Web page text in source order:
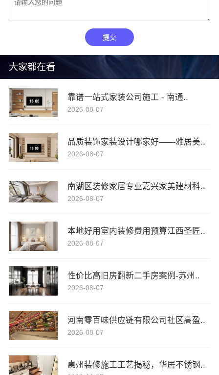
大家都在看
靠谱一站式家装公司施工 - 南通..
2026-08-07
品质装饰家装设计哪家好——雅居美..
2026-08-07
南湖区装修家居专业嘉兴家美建材科..
2026-08-07
本地好用室内装修费用预算江西圣匠..
2026-08-07
性价比高旧房翻新二手房案例-苏州..
2026-08-07
河南零百味供应链有限公司社区高盈..
2026-08-07
惠州装修施工工艺揭秘，华居不锈钢..
提交